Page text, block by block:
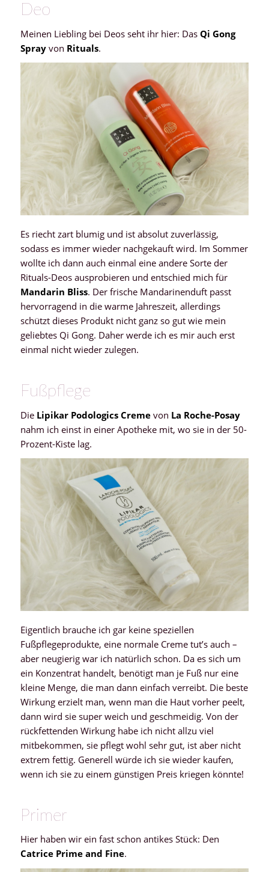
Deo
Meinen Liebling bei Deos seht ihr hier: Das Qi Gong
Sprayvon Rituals.
Es riecht zart blumig und ist absolut zuverlässig,
sodass es immer wieder nachgekauft wird. Im Sommer
wollte ich dann auch einmal eine andere Sorte der
Rituals-Deos ausprobieren und entschied mich für
Mandarin Bliss. Der frische Mandarinenduft passt
hervorragend in die warme Jahreszeit, allerdings
schützt dieses Produkt nicht ganz so gut wie mein
geliebtes Qi Gong. Daher werde ich es mir auch erst
einmal nicht wieder zulegen.
Fußpflege
Die Lipikar Podologics Cremevon La Roche-Posay
nahm ich einst in einer Apotheke mit, wo sie in der 50-
Prozent-Kiste lag.
Eigentlich brauche ich gar keine speziellen
Fußpflegeprodukte, eine normale Creme tut’s auch –
aber neugierig war ich natürlich schon. Da es sich um
ein Konzentrat handelt, benötigt man je Fuß nur eine
kleine Menge, die man dann einfach verreibt. Die beste
Wirkung erzielt man, wenn man die Haut vorher peelt,
dann wird sie super weich und geschmeidig. Von der
rückfettenden Wirkung habe ich nicht allzu viel
mitbekommen, sie pflegt wohl sehr gut, ist aber nicht
extrem fettig. Generell würde ich sie wieder kaufen,
wenn ich sie zu einem günstigen Preis kriegen könnte!
Primer
Hier haben wir ein fast schon antikes Stück: Den
Catrice Prime and Fine.